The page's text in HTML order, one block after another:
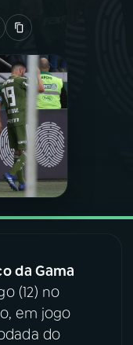
da Gama
(12) no
em jogo
do